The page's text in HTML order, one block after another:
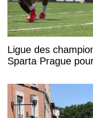
Ligue des
Sparta Prague